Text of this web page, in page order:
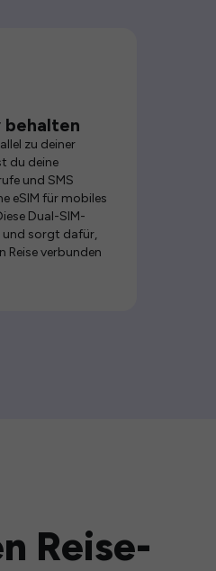
behalten
zu deiner
du deine
und SMS
eSIM für mobiles
Dual-SIM-
und sorgt dafür,
Reise verbunden
Reise-